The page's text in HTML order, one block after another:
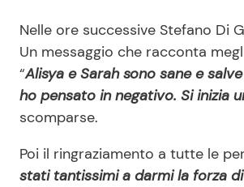
Nelle ore successive Stefano Di
Un messaggio che racconta
“Alisya e Sarah sono sane e
ho pensato in negativo. Si inizia
scomparse.
Poi il ringraziamento a tutte le
stati tantissimi a darmi la forza